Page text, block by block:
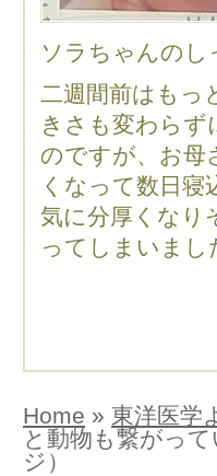
ソラちゃんのし
二週間前はもっ
きさも変わらず
のですが、お母
くなって数日寝
気に分厚くなり
ってしまいまし
Home » 東洋医学
と動物も繋がっ
ジ）